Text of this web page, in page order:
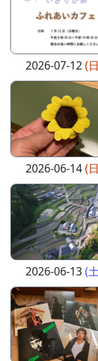
2026-07-12(
2026-06-14(
2026-06-13(